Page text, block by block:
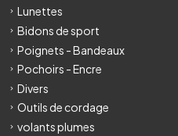
Lunettes
Bidons de sport
Poignets - Bandeaux
Pochoirs - Encre
Divers
Outils de cordage
volants plumes